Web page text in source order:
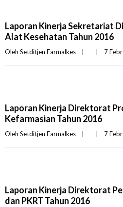
Laporan Kinerja Sekretariat
Alat Kesehatan Tahun 2016
Oleh Setditjen Farmalkes 7
Laporan Kinerja Direktorat
Kefarmasian Tahun 2016
Oleh Setditjen Farmalkes 7
Laporan Kinerja Direktorat
dan PKRT Tahun 2016